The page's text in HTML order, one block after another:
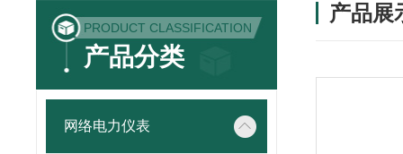
PRODUCT CLASSIFICATION
产品分类
网络电力仪表
产品展